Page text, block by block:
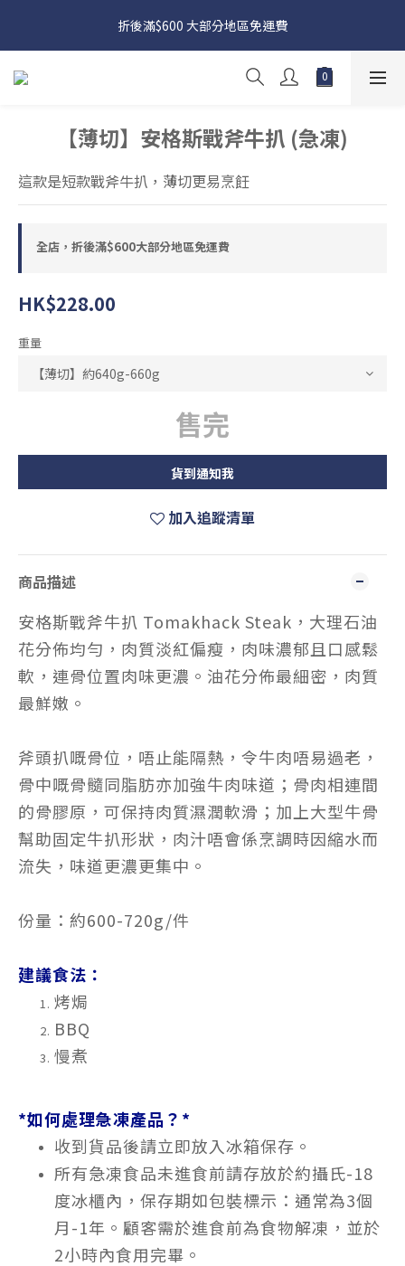
日本接近假期，貨源較不穩定；如想在 8 月 11 日至 8 月 15 日收
貨，請務必於 8 月 10 日前落單
折後滿$600 大部分地區免運費
日本接近假期，貨源較不穩定；如想在 8 月 11 日至 8 月 15 日收
貨，請務必於 8 月 10 日前落單
【薄切】安格斯戰斧牛扒 (急凍)
這款是短款戰斧牛扒，薄切更易烹飪
全店，折後滿$600大部分地區免運費
HK$228.00
重量
售完
貨到通知我
加入追蹤清單
商品描述
安格斯戰斧牛扒 Tomakhack Steak，大理石油
花分佈均勻，肉質淡紅偏瘦，肉味濃郁且口感鬆
軟，連骨位置肉味更濃。 油花分佈最細密 ， 肉質
最鮮嫩。
斧頭扒嘅骨位，唔止能隔熱，令牛肉唔易過老，
骨中嘅骨髓同脂肪亦加強牛肉味道；骨肉相連間
的骨膠原，可保持肉質濕潤軟滑；加上大型牛骨
幫助固定牛扒形狀，肉汁唔會係烹調時因縮水而
流失，味道更濃更集中。
份量：約600-720g/件
建議食法：
烤焗
BBQ
慢煮
*如何處理急凍產品？*
收到貨品後請立即放入冰箱保存。
所有急凍食品未進食前請存放於約攝氏-18
度冰櫃內，保存期如包裝標示：通常為3個
月-1年。顧客需於進食前為食物解凍，並於
2小時內食用完畢。